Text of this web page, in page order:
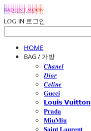
LOG IN 로그인
HOME
BAG / 가방
𝑪𝒉𝒂𝒏𝒆𝒍
𝑫𝒊𝒐𝒓
𝑪𝒆𝒍𝒊𝒏𝒆
𝐆𝐮𝐜𝐜𝐢
𝗟𝗼𝘂𝗶𝘀 𝗩𝘂𝗶𝘁𝘁𝗼𝗻
𝐏𝐫𝐚𝐝𝐚
𝐌𝐢𝐮𝐌𝐢𝐮
𝐒𝐚𝐢𝐧𝐭 𝐋𝐚𝐮𝐫𝐞𝐧𝐭